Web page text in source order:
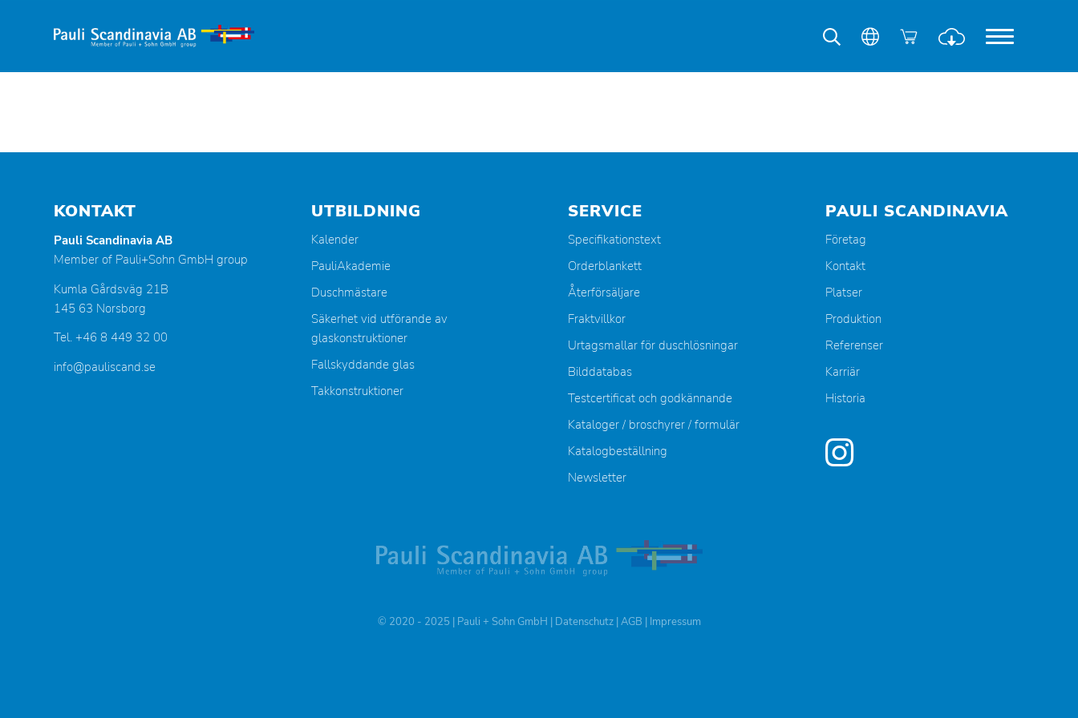
KONTAKT
Pauli Scandinavia AB
Member of Pauli+Sohn GmbH group
Kumla Gårdsväg 21B
145 63 Norsborg
Tel. +46 8 449 32 00
info@pauliscand.se
UTBILDNING
Kalender
PauliAkademie
Duschmästare
Säkerhet vid utförande av
glaskonstruktioner
Fallskyddande glas
Takkonstruktioner
SERVICE
Specifikationstext
Orderblankett
Återförsäljare
Fraktvillkor
Urtagsmallar för duschlösningar
Bilddatabas
Testcertificat och godkännande
Kataloger / broschyrer / formulär
Katalogbeställning
Newsletter
PAULI SCANDINAVIA
Företag
Kontakt
Platser
Produktion
Referenser
Karriär
Historia
© 2020 - 2025 | Pauli + Sohn GmbH | Datenschutz|AGB | Impressum